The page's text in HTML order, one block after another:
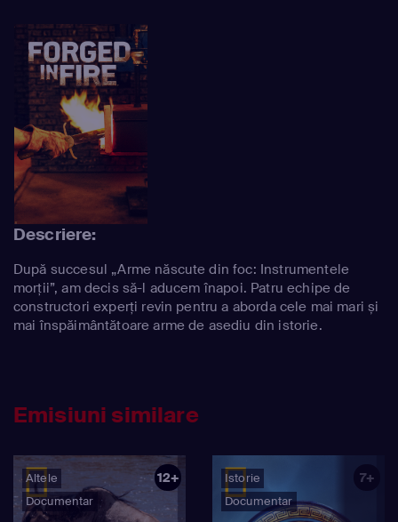
Descriere:
După succesul „Arme născute din foc: Instrumentele
morții”, am decis să-l aducem înapoi. Patru echipe de
constructori experți revin pentru a aborda cele mai mari și
mai înspăimântătoare arme de asediu din istorie.
Emisiuni similare
Altele
Documentar
12+
Istorie
Documentar
7+